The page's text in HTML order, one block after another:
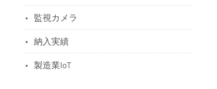
監視カメラ
納入実績
製造業IoT